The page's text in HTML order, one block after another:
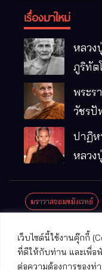
เว็บไซต์นี้ใช้งานคุ๊กกี้
ที่ดีให้กับท่าน และเพื่อ
ต่อความต้องการของท่
เรื่องมาใหม่
หลวง
ภูริทัต
พระอ
ผู้เป็น
รมฐา
พระร
วัชรปั
คุณ (
ปู่บัวเ
แล้ว
อ.แม่
จ.เชีย
ปาฏิห
หลวง
มณี
ฆราวาสจอมขมังเวทย์
ปาฏิหาริย์พระเครื่อง